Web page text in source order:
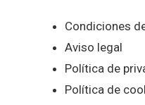
Condiciones
Aviso legal
Política de
Política de